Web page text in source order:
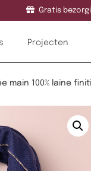
Gratis
Projecten
main 100% laine